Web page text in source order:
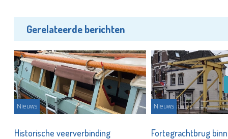
Gerelateerde berichten
Nieuws
Historische veerverbinding
Nieuws
Fortegrachtbrug